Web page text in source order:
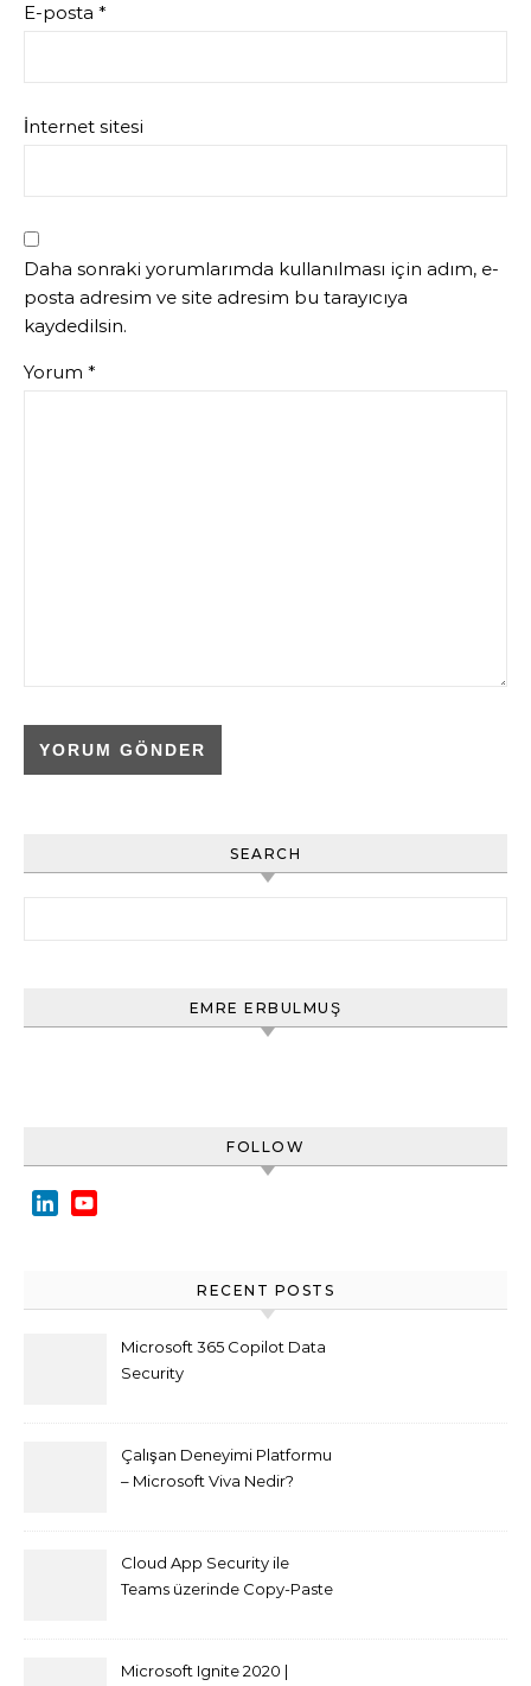
E-posta *
İnternet sitesi
Daha sonraki yorumlarımda kullanılması için adım, e-
posta adresim ve site adresim bu tarayıcıya
kaydedilsin.
Yorum *
SEARCH
EMRE ERBULMUŞ
FOLLOW
LinkedIn
RECENT POSTS
Microsoft 365 Copilot Data
Security
Çalışan Deneyimi Platformu
– Microsoft Viva Nedir?
Cloud App Security ile
Teams üzerinde Copy-Paste
Microsoft Ignite 2020 |